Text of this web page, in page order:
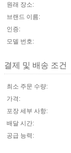
원래 장소:
브랜드 이름:
인증:
모델 번호:
결제 및 배송 조건
최소 주문 수량:
가격:
포장 세부 사항:
배달 시간:
공급 능력: